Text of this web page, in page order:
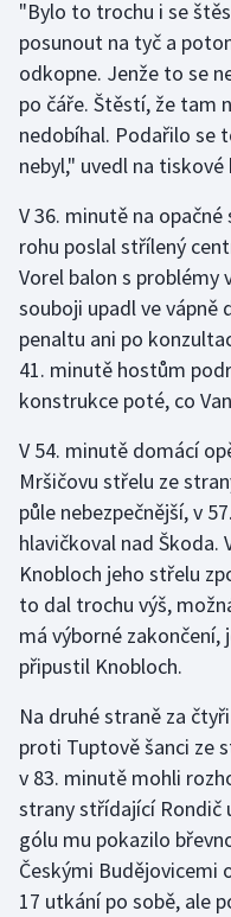
Judo
Krasobruslení
Lezení
Lyže a snowboard
Moderní pětiboj
Motorsport
Olympijské hry
Plavání
Plážový volejbal
Ragby
Rychlobruslení
Rychlostní kanoistika
Short track
Sportovní střelba
Stolní tenis
"Bylo to trochu i se
posunout na tyč a
odkopne. Jenže to se
po čáře. Štěstí, že tam
nedobíhal. Podařilo se
nebyl," uvedl na
V 36. minutě na
rohu poslal střílený
Vorel balon s problémy
souboji upadl ve vápně
penaltu ani po
41. minutě hostům
konstrukce poté, co
V 54. minutě domácí
Mršičovu střelu ze
půle nebezpečnější, v
hlavičkoval nad Škoda.
Knobloch jeho střelu
to dal trochu výš,
má výborné zakončení,
připustil Knobloch.
Na druhé straně za
proti Tuptově šanci ze
v 83. minutě mohli
strany střídající Rondič
gólu mu pokazilo
Českými Budějovicemi
17 utkání po sobě, ale